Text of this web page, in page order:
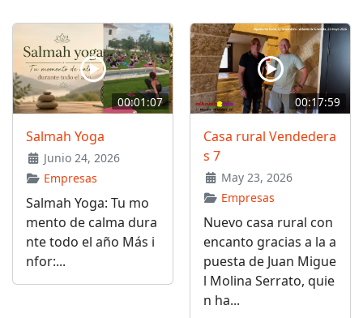
00:01:07
Salmah Yoga
Junio 24, 2026
Empresas
Salmah Yoga: Tu mo
mento de calma dura
nte todo el año Más i
nfor:...
00:17:59
Casa rural Vendedera
s 7
May 23, 2026
Empresas
Nuevo casa rural con
encanto gracias a la a
puesta de Juan Migue
l Molina Serrato, quie
n ha...